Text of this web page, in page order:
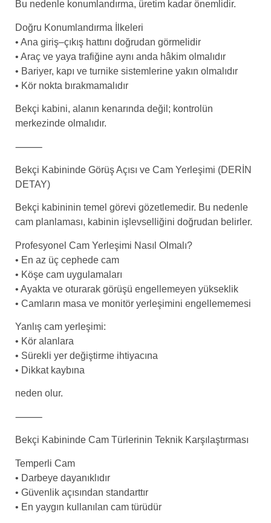
Bu nedenle konumlandırma, üretim kadar önemlidir.
Doğru Konumlandırma İlkeleri
• Ana giriş–çıkış hattını doğrudan görmelidir
• Araç ve yaya trafiğine aynı anda hâkim olmalıdır
• Bariyer, kapı ve turnike sistemlerine yakın olmalıdır
• Kör nokta bırakmamalıdır
Bekçi kabini, alanın kenarında değil; kontrolün
merkezinde olmalıdır.
⸻
Bekçi Kabininde Görüş Açısı ve Cam Yerleşimi (DERİN
DETAY)
Bekçi kabininin temel görevi gözetlemedir. Bu nedenle
cam planlaması, kabinin işlevselliğini doğrudan belirler.
Profesyonel Cam Yerleşimi Nasıl Olmalı?
• En az üç cephede cam
• Köşe cam uygulamaları
• Ayakta ve oturarak görüşü engellemeyen yükseklik
• Camların masa ve monitör yerleşimini engellememesi
Yanlış cam yerleşimi:
• Kör alanlara
• Sürekli yer değiştirme ihtiyacına
• Dikkat kaybına
neden olur.
⸻
Bekçi Kabininde Cam Türlerinin Teknik Karşılaştırması
Temperli Cam
• Darbeye dayanıklıdır
• Güvenlik açısından standarttır
• En yaygın kullanılan cam türüdür